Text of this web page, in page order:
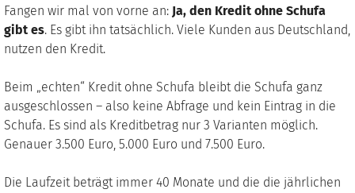
Fangen wir mal von vorne an: Ja, den Kredit ohne Schufa
gibt es. Es gibt ihn tatsächlich. Viele Kunden aus Deutschland,
nutzen den Kredit.
Beim „echten“ Kredit ohne Schufa bleibt die Schufa ganz
ausgeschlossen – also keine Abfrage und kein Eintrag in die
Schufa. Es sind als Kreditbetrag nur 3 Varianten möglich.
Genauer 3.500 Euro, 5.000 Euro und 7.500 Euro.
Die Laufzeit beträgt immer 40 Monate und die die jährlichen